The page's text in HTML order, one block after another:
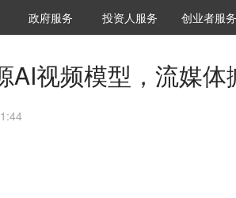
城市之窗
政府服务 VClub投资机构库
投资机构职位推介
投资人服务 创投氪堂
创业者服务
AI视频模型，流媒体